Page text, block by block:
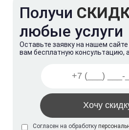
Получи
любые услуги
Оставьте заявку на нашем
вам бесплатную консультацию,
Согласен на обработку